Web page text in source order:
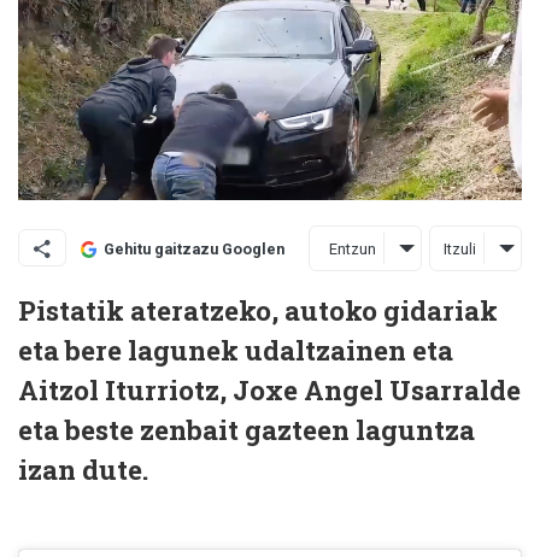
Gehitu gaitzazu Googlen Entzun Itzuli
Pistatik ateratzeko, autoko gidariak
eta bere lagunek udaltzainen eta
Aitzol Iturriotz, Joxe Angel Usarralde
eta beste zenbait gazteen laguntza
izan dute.